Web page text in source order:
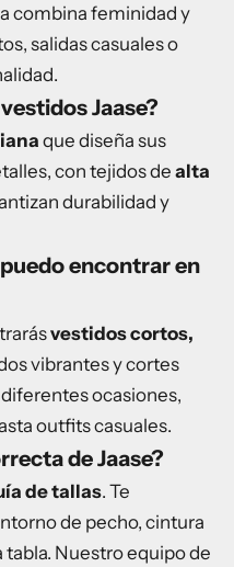
combina feminidad y
salidas casuales o
Jaase?
que diseña sus
con tejidos dealta
durabilidad y
encontrar en
vestidos cortos,
vibrantes y cortes
ocasiones,
outfits casuales.
de Jaase?
de tallas. Te
de pecho, cintura
tabla. Nuestro equipo de